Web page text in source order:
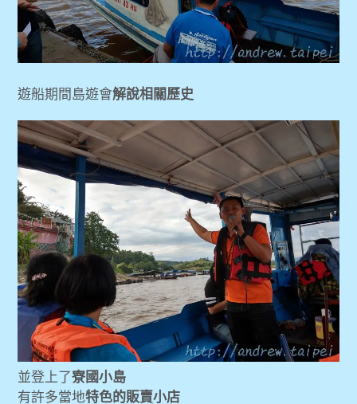
遊船期間島遊會解說相關歷史
並登上了寮國小島
有許多當地特色的販賣小店